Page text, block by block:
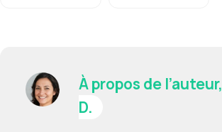
À propos de l’auteur,
D.